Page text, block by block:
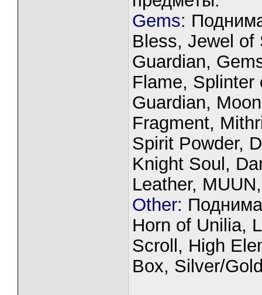
Gems:
Bless, Jewel of
Guardian,
Flame, Splinter
Guardian,
Fragment,
Spirit Powder,
Knight Soul,
Leather,
Other:
Horn of Unilia,
Scroll, High
Box, Silver/